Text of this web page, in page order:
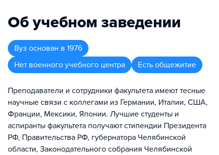
Об учебном заведении
Вуз основан в 1976
Нет военного учебного центра
Есть общежитие
Преподаватели и сотрудники факультета имеют тесные
научные связи с коллегами из Германии, Италии, США,
Франции, Мексики, Японии. Лучшие студенты и
аспиранты факультета получают стипендии Президента
РФ, Правительства РФ, губернатора Челябинской
области, Законодательного собрания Челябинской